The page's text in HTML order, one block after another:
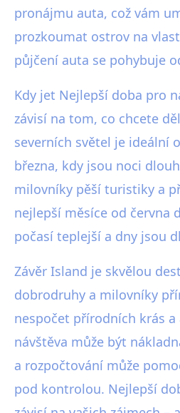
pronájmu auta, což vám
prozkoumat ostrov na
půjčení auta se pohybuje
Kdy jet Nejlepší doba pro
závisí na tom, co chcete
severních světel je ideální
března, kdy jsou noci
milovníky pěší turistiky a
nejlepší měsíce od června
počasí teplejší a dny jsou
Závěr Island je skvělou
dobrodruhy a milovníky
nespočet přírodních krás
návštěva může být
a rozpočtování může
pod kontrolou. Nejlepší